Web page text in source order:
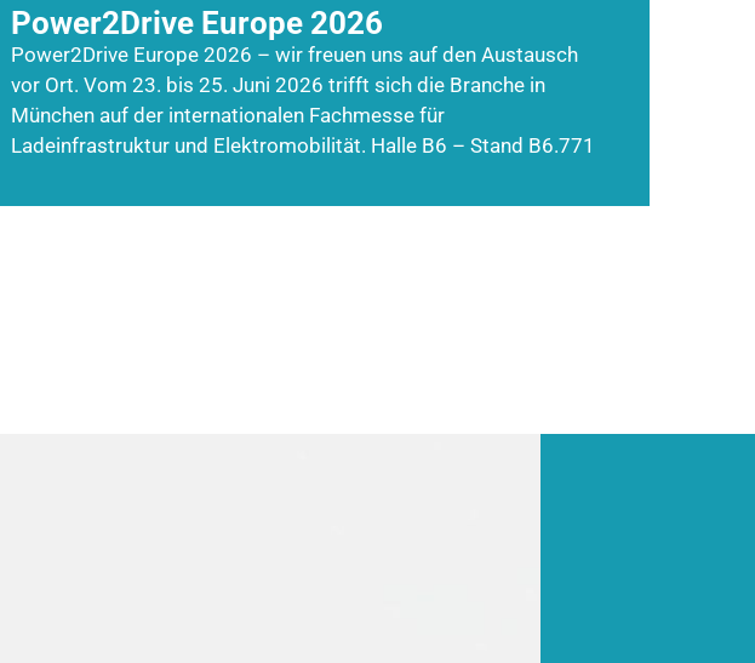
Power2Drive Europe 2026
Power2Drive Europe 2026 – wir freuen uns auf den Austausch
vor Ort. Vom 23. bis 25. Juni 2026 trifft sich die Branche in
München auf der internationalen Fachmesse für
Ladeinfrastruktur und Elektromobilität. Halle B6 – Stand B6.771